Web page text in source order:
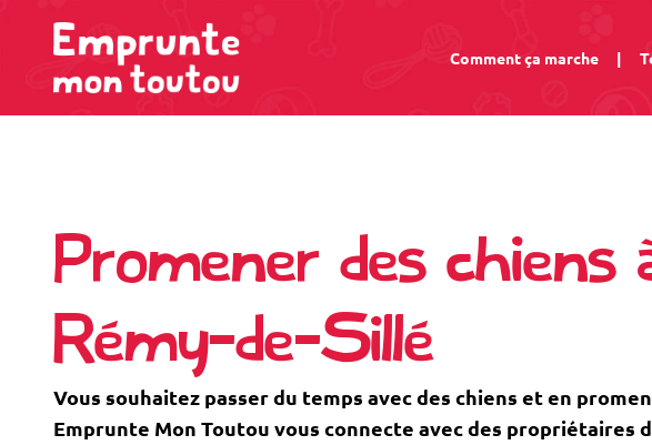
Comment ça marche |
Promener des
Rémy-de-Sillé
Vous souhaitez passer du temps avec des chiens et en
Emprunte Mon Toutou vous connecte avec des propriétaires